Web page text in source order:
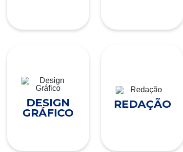
DESIGN
GRÁFICO
REDAÇÃO